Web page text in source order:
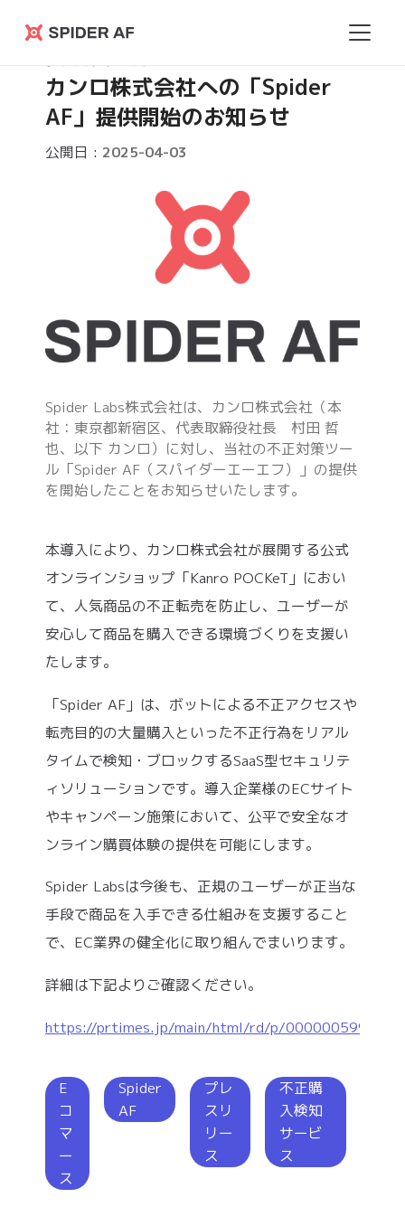
Spider
AF
プレスリリース
カンロ株式会社への「Spider
AF」提供開始のお知らせ
公開日 : 2025-04-03
Spider Labs株式会社は、カンロ株式会社（本
社：東京都新宿区、代表取締役社長 村田 哲
也、以下 カンロ）に対し、当社の不正対策ツー
ル「Spider AF（スパイダーエーエフ）」の提供
を開始したことをお知らせいたします。
本導入により、カンロ株式会社が展開する公式
オンラインショップ「Kanro POCKeT」におい
て、人気商品の不正転売を防止し、ユーザーが
安心して商品を購入できる環境づくりを支援い
たします。
「Spider AF」は、ボットによる不正アクセスや
転売目的の大量購入といった不正行為をリアル
タイムで検知・ブロックするSaaS型セキュリテ
ィソリューションです。導入企業様のECサイト
やキャンペーン施策において、公平で安全なオ
ンライン購買体験の提供を可能にします。
Spider Labsは今後も、正規のユーザーが正当な
手段で商品を入手できる仕組みを支援すること
で、EC業界の健全化に取り組んでまいります。
詳細は下記よりご確認ください。
https://prtimes.jp/main/html/rd/p/
E
コ
マ
ー
ス
Spider
AF
プレ
スリ
リー
ス
不正購
入検知
サービ
ス